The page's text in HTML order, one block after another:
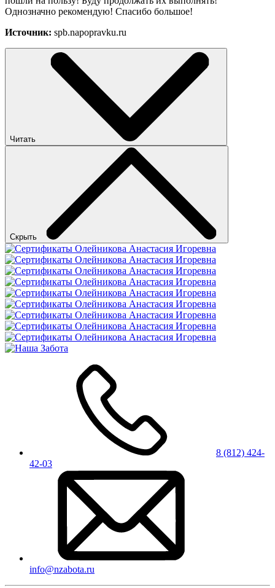
Однозначно рекомендую! Спасибо большое!
Источник: spb.napopravku.ru
Читать
Скрыть
8 (812) 424-
42-03
info@nzabota.ru